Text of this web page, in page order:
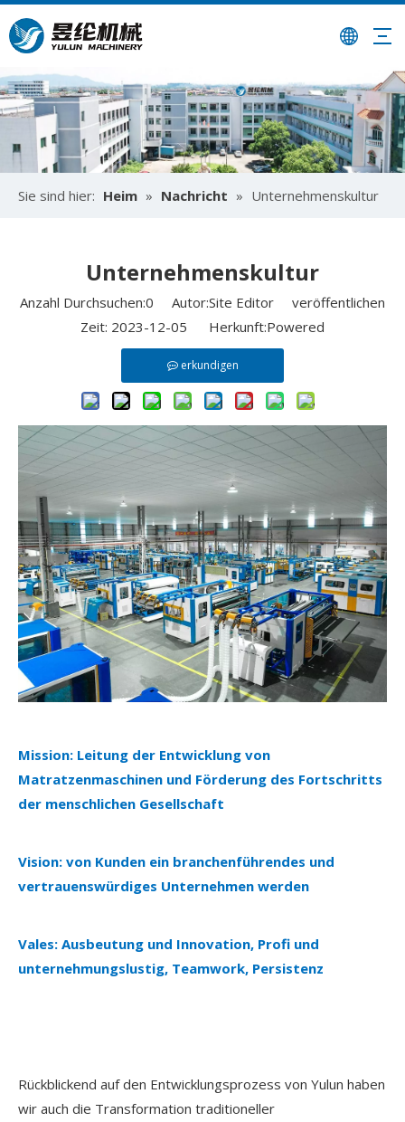
Sie sind hier: Heim » Nachricht » Unternehmenskultur
Unternehmenskultur
Anzahl Durchsuchen:0 Autor:Site Editor veröffentlichen
Zeit: 2023-12-05 Herkunft:Powered
erkundigen
Mission: Leitung der Entwicklung von
Matratzenmaschinen und Förderung des Fortschritts
der menschlichen Gesellschaft
Vision: von Kunden ein branchenführendes und
vertrauenswürdiges Unternehmen werden
Vales: Ausbeutung und Innovation, Profi und
unternehmungslustig, Teamwork, Persistenz
Rückblickend auf den Entwicklungsprozess von Yulun haben
wir auch die Transformation traditioneller